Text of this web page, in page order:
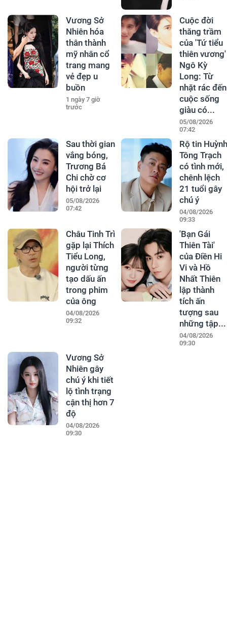
Vương Sở
Nhiên hóa
thân thành
mỹ nhân cổ
trang mang
vẻ đẹp u
buồn
1 ngày 7 giờ
trước
Cuộc đời
thăng trầm
của 'Tứ tiểu
thiên vương'
Ngô Kỳ
Long: Từ
nhặt rác đến
cuộc sống
giàu có...
05/08/2026
07:42
Sau thời gian
vắng bóng,
Trương Bá
Chi chờ cơ
hội trở lại
05/08/2026
07:42
Rộ tin Huỳnh
Tông Trạch
có tình mới,
chênh lệch
21 tuổi gây
chú ý
04/08/2026
09:33
Châu Tinh Trì
gặp lại Thích
Tiểu Long,
người từng
tạo dấu ấn
trong phim
của ông
04/08/2026
09:32
'Bạn Gái
Thiên Tài'
của Điền Hi
Vi và Hồ
Nhất Thiên
lập thành
tích ấn
tượng sau
những tập...
04/08/2026
09:30
Vương Sở
Nhiên gây
chú ý khi tiết
lộ tình trạng
cận thị hơn 7
độ
04/08/2026
09:30